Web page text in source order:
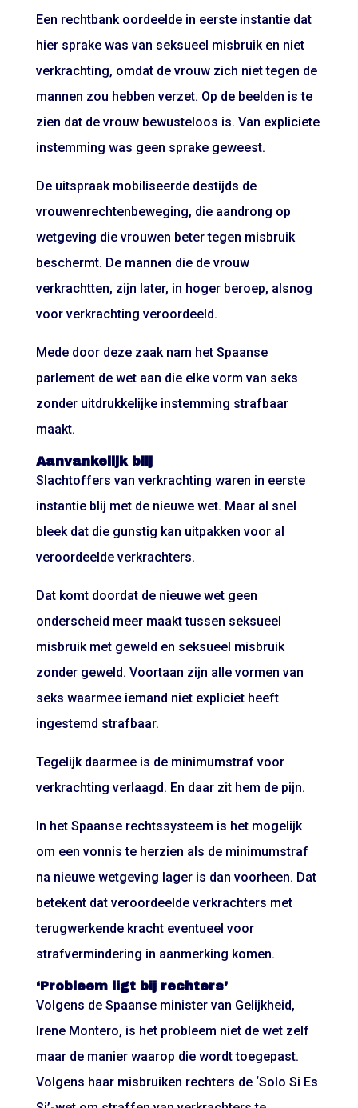
Een rechtbank oordeelde in eerste instantie dat
hier sprake was van seksueel misbruik en niet
verkrachting, omdat de vrouw zich niet tegen de
mannen zou hebben verzet. Op de beelden is te
zien dat de vrouw bewusteloos is. Van expliciete
instemming was geen sprake geweest.
De uitspraak mobiliseerde destijds de
vrouwenrechtenbeweging, die aandrong op
wetgeving die vrouwen beter tegen misbruik
beschermt. De mannen die de vrouw
verkrachtten, zijn later, in hoger beroep, alsnog
voor verkrachting veroordeeld.
Mede door deze zaak nam het Spaanse
parlement de wet aan die elke vorm van seks
zonder uitdrukkelijke instemming strafbaar
maakt.
Aanvankelijk blij
Slachtoffers van verkrachting waren in eerste
instantie blij met de nieuwe wet. Maar al snel
bleek dat die gunstig kan uitpakken voor al
veroordeelde verkrachters.
Dat komt doordat de nieuwe wet geen
onderscheid meer maakt tussen seksueel
misbruik met geweld en seksueel misbruik
zonder geweld. Voortaan zijn alle vormen van
seks waarmee iemand niet expliciet heeft
ingestemd strafbaar.
Tegelijk daarmee is de minimumstraf voor
verkrachting verlaagd. En daar zit hem de pijn.
In het Spaanse rechtssysteem is het mogelijk
om een vonnis te herzien als de minimumstraf
na nieuwe wetgeving lager is dan voorheen. Dat
betekent dat veroordeelde verkrachters met
terugwerkende kracht eventueel voor
strafvermindering in aanmerking komen.
‘Probleem ligt bij rechters’
Volgens de Spaanse minister van Gelijkheid,
Irene Montero, is het probleem niet de wet zelf
maar de manier waarop die wordt toegepast.
Volgens haar misbruiken rechters de ‘Solo Si Es